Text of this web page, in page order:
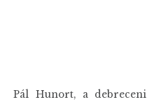
Pál Hunort, a debreceni